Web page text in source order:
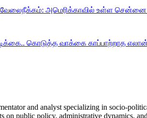
வேலைநீக்கம்: அமெரிக்காவில் உள்ள
கொடுத்த வாக்கை காப்பாற்றாத
and analyst specializing in socio-
on public policy, administrative dynamics,